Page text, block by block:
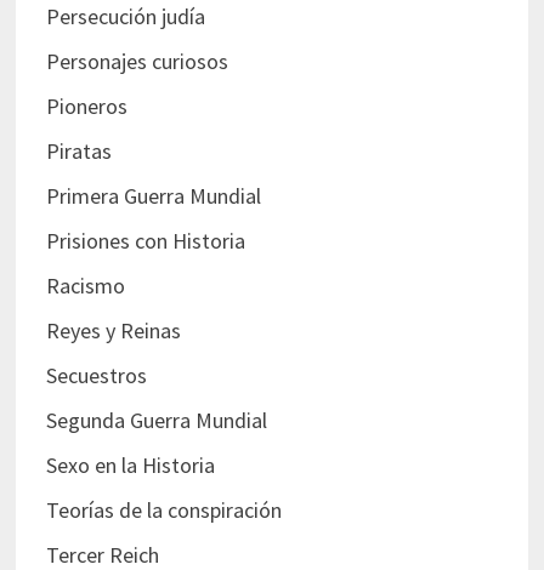
Persecución judía
Personajes curiosos
Pioneros
Piratas
Primera Guerra Mundial
Prisiones con Historia
Racismo
Reyes y Reinas
Secuestros
Segunda Guerra Mundial
Sexo en la Historia
Teorías de la conspiración
Tercer Reich